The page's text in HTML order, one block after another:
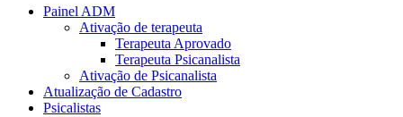
Painel ADM
Ativação de terapeuta
Terapeuta Aprovado
Terapeuta Psicanalista
Ativação de Psicanalista
Atualização de Cadastro
Psicalistas